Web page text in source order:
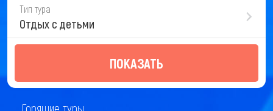
Тип тура
Отдых с детьми
ПОКАЗАТЬ
Горящие туры